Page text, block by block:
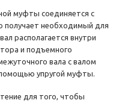
муфты соединяется с
необходимый для
располагается внутри
и подъемного
вала с валом
упругой муфты.
для того, чтобы